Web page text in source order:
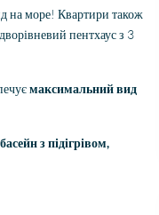
на море! Квартири також
пентхаус з 3
максимальний вид
з підігрівом,